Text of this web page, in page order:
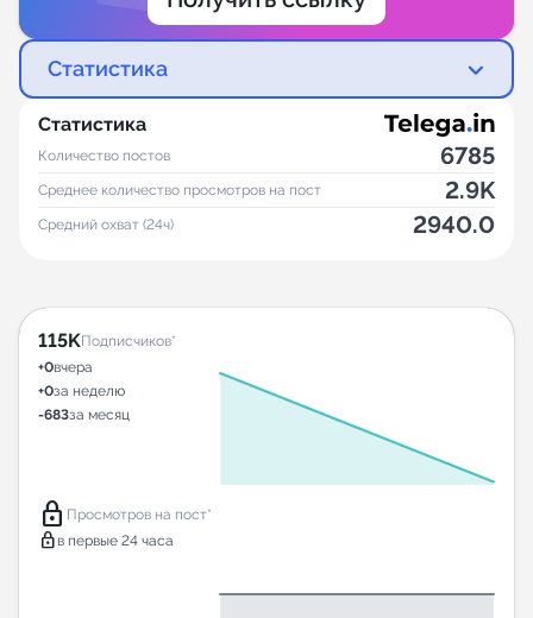
Статистика
Статистика
Количество постов 6785
Среднее количество просмотров на пост 2.9K
Средний охват (24ч) 2940.0
115KПодписчиков*
+0вчера
+0за неделю
-683за месяц
lock Просмотров на пост*
lock в первые 24 часа